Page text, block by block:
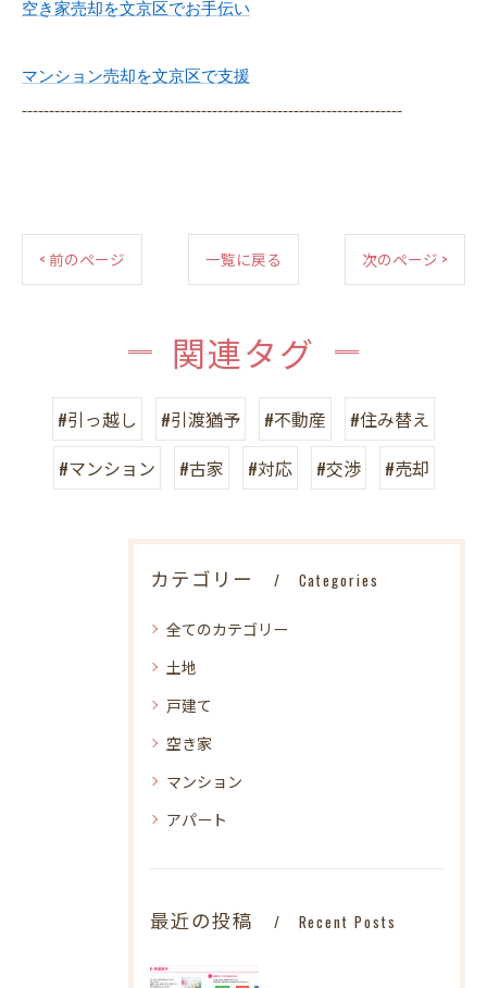
空き家売却を文京区でお手伝い
マンション売却を文京区で支援
----------------------------------------------------------------------
< 前のページ 一覧に戻る 次のページ >
関連タグ
#引っ越し #引渡猶予 #不動産
#住み替え
#マンション
#古家 #対応 #交渉 #売却
カテゴリー Categories
全てのカテゴリー
土地
戸建て
空き家
マンション
アパート
最近の投稿 Recent Posts